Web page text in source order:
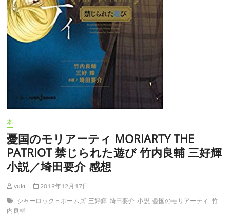
ン・
ド
イ
ル
(「シ
ホ
シ
リ
ー
ズ)
構
／
竹
本
憂国のモリアーティ MORIARTY THE
PATRIOT 禁じられた遊び 竹内良輔 三好輝
小説／埼田要介 感想
yuki
2019年12月17日
シャーロック＝ホームズ 三好輝 埼田要介 小説 憂国のモリアーティ 竹
内良輔